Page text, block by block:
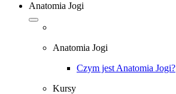
Anatomia Jogi
Anatomia Jogi
Czym jest Anatomia Jogi?
Kursy